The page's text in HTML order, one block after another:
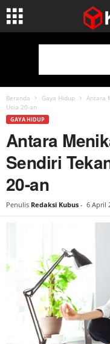
Beranda Gaya Hidup
Antara
Usia 20-an
GAYA HIDUP
Antara
Sendiri
20-an
Penulis Redaksi Kubus - 6 April